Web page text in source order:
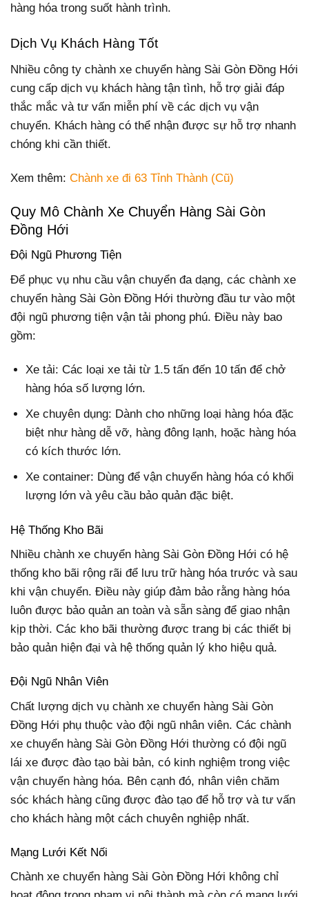
hàng hóa trong suốt hành trình.
Dịch Vụ Khách Hàng Tốt
Nhiều công ty chành xe chuyển hàng Sài Gòn Đồng Hới
cung cấp dịch vụ khách hàng tận tình, hỗ trợ giải đáp
thắc mắc và tư vấn miễn phí về các dịch vụ vận
chuyển. Khách hàng có thể nhận được sự hỗ trợ nhanh
chóng khi cần thiết.
Xem thêm: Chành xe đi 63 Tỉnh Thành (Cũ)
Quy Mô Chành Xe Chuyển Hàng Sài Gòn
Đồng Hới
Đội Ngũ Phương Tiện
Để phục vụ nhu cầu vận chuyển đa dạng, các chành xe
chuyển hàng Sài Gòn Đồng Hới thường đầu tư vào một
đội ngũ phương tiện vận tải phong phú. Điều này bao
gồm:
Xe tải: Các loại xe tải từ 1.5 tấn đến 10 tấn để chở
hàng hóa số lượng lớn.
Xe chuyên dụng: Dành cho những loại hàng hóa đặc
biệt như hàng dễ vỡ, hàng đông lạnh, hoặc hàng hóa
có kích thước lớn.
Xe container: Dùng để vận chuyển hàng hóa có khối
lượng lớn và yêu cầu bảo quản đặc biệt.
Hệ Thống Kho Bãi
Nhiều chành xe chuyển hàng Sài Gòn Đồng Hới có hệ
thống kho bãi rộng rãi để lưu trữ hàng hóa trước và sau
khi vận chuyển. Điều này giúp đảm bảo rằng hàng hóa
luôn được bảo quản an toàn và sẵn sàng để giao nhận
kịp thời. Các kho bãi thường được trang bị các thiết bị
bảo quản hiện đại và hệ thống quản lý kho hiệu quả.
Đội Ngũ Nhân Viên
Chất lượng dịch vụ chành xe chuyển hàng Sài Gòn
Đồng Hới phụ thuộc vào đội ngũ nhân viên. Các chành
xe chuyển hàng Sài Gòn Đồng Hới thường có đội ngũ
lái xe được đào tạo bài bản, có kinh nghiệm trong việc
vận chuyển hàng hóa. Bên cạnh đó, nhân viên chăm
sóc khách hàng cũng được đào tạo để hỗ trợ và tư vấn
cho khách hàng một cách chuyên nghiệp nhất.
Mạng Lưới Kết Nối
Chành xe chuyển hàng Sài Gòn Đồng Hới không chỉ